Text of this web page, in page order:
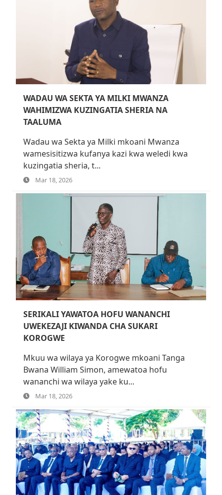
WADAU WA SEKTA YA MILKI MWANZA
WAHIMIZWA KUZINGATIA SHERIA NA
TAALUMA
Wadau wa Sekta ya Milki mkoani Mwanza
wamesisitizwa kufanya kazi kwa weledi kwa
kuzingatia sheria, t...
Mar 18, 2026
SERIKALI YAWATOA HOFU WANANCHI
UWEKEZAJI KIWANDA CHA SUKARI
KOROGWE
Mkuu wa wilaya ya Korogwe mkoani Tanga
Bwana William Simon, amewatoa hofu
wananchi wa wilaya yake ku...
Mar 18, 2026